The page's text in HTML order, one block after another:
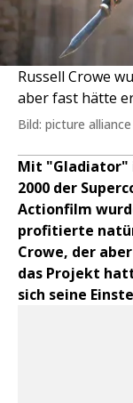
Russell Crowe
aber fast hätte
Bild: picture
Mit "Gladiator"
2000 der
Actionfilm
profitierte
Crowe, der
das Projekt
sich seine